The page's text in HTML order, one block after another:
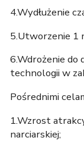
4.Wydłużenie
5.Utworzenie 1
6.Wdrożenie do
technologii w
Pośrednimi
1.Wzrost
narciarskiej;